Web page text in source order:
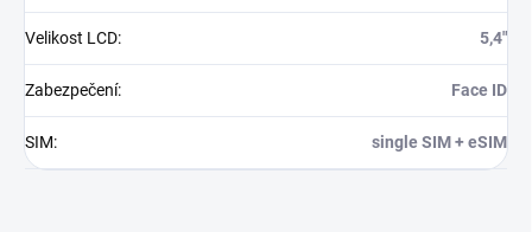
Velikost LCD: 5,4"
Zabezpečení: Face ID
SIM: single SIM + eSIM